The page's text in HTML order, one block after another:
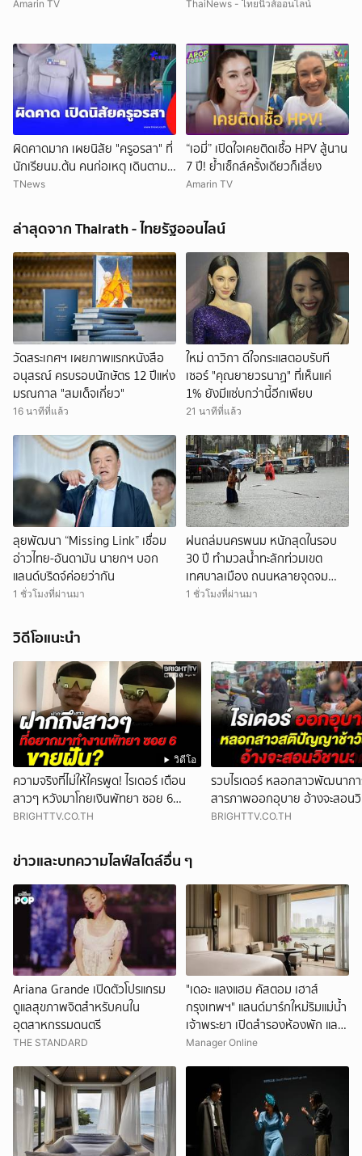
Amarin TV ThaiNews - ไทยนิวส์ออนไลน์
ผิดคาดมาก เผยนิสัย "ครูอรสา" ที่
นักเรียนม.ต้น คนก่อเหตุ เดินตาม
หา
TNews
“เอมี่” เปิดใจเคยติดเชื้อ HPV สู้นาน
7 ปี! ย้ำเซ็กส์ครั้งเดียวก็เสี่ยง
Amarin TV
ล่าสุดจาก Thairath - ไทยรัฐออนไลน์
วัดสระเกศฯ เผยภาพแรกหนังสือ
อนุสรณ์ ครบรอบนักษัตร 12 ปีแห่ง
มรณกาล "สมเด็จเกี่ยว"
16 นาทีที่แล้ว
ใหม่ ดาวิกา ดีใจกระแสตอบรับที
เซอร์ "คุณยายวรนาฏ" ที่เห็นแค่
1% ยังมีแซ่บกว่านี้อีกเพียบ
21 นาทีที่แล้ว
ลุยพัฒนา “Missing Link” เชื่อม
อ่าวไทย-อันดามัน นายกฯ บอก
แลนด์บริดจ์ค่อยว่ากัน
1 ชั่วโมงที่ผ่านมา
ฝนถล่มนครพนม หนักสุดในรอบ
30 ปี ทำมวลน้ำทะลักท่วมเขต
เทศบาลเมือง ถนนหลายจุดจม
บาดาล
1 ชั่วโมงที่ผ่านมา
วิดีโอแนะนำ
วิดีโอ
ความจริงที่ไม่ให้ใครพูด! ไรเดอร์ เตือน
สาวๆ หวังมาโกยเงินพัทยา ซอย 6
สุดท้ายโดนย้ายร้าน
BRIGHTTV.CO.TH
รวบไรเดอร์ หลอกสาวพัฒนาก
สารภาพออกอุบาย อ้างจะสอน
BRIGHTTV.CO.TH
ข่าวและบทความไลฟ์สไตล์อื่น ๆ
Ariana Grande เปิดตัวโปรแกรม
ดูแลสุขภาพจิตสำหรับคนใน
อุตสาหกรรมดนตรี
THE STANDARD
"เดอะ แลงแฮม คัสตอม เฮาส์
กรุงเทพฯ" แลนด์มาร์กใหม่ริมแม่น้ำ
เจ้าพระยา เปิดสำรองห้องพัก และ
พร้อมให้เข้าพัก ธ.ค.นี้
Manager Online